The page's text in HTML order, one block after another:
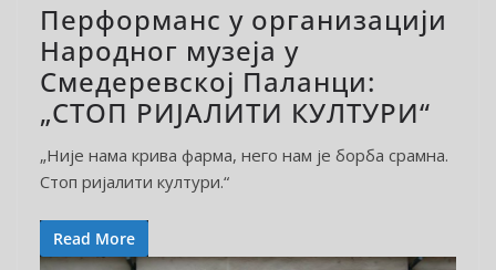
Перформанс у организацији
Народног музеја у
Смедеревској Паланци:
„СТОП РИЈАЛИТИ КУЛТУРИ“
„Није нама крива фарма, него нам је борба срамна.
Стоп ријалити култури.“
Read More